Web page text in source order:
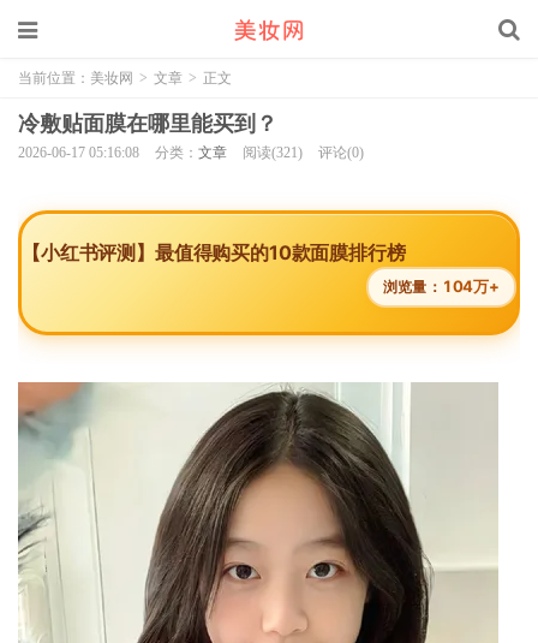
当前位置： 美妆网 > 文章 > 正文
冷敷贴面膜在哪里能买到？
2026-06-17 05:16:08 分类： 文章 阅读(321) 评论(0)
【小红书评测】最值得购买的10款面膜排行榜
浏览量： 104万+